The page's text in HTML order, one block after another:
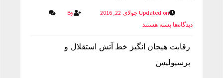
Updated on جولای 22, 2016
By
دیدگاه‌هابسته هستند
رقابت هیجان انگیز خط آتش استقلال و
پرسپولیس